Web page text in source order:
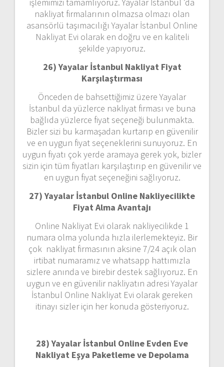
işlemimizi tamamlıyoruz. Yayalar İstanbul ’da
nakliyat firmalarının olmazsa olmazı olan
asansörlü taşımacılığı Yayalar İstanbul Online
Nakliyat Evi olarak en doğru ve en kaliteli
şekilde yapıyoruz.
26) Yayalar İstanbul Nakliyat Fiyat
Karşılaştırması
Önceden de bahsettiğimiz üzere Yayalar
İstanbul da yüzlerce nakliyat firması ve buna
bağlıda yüzlerce fiyat seçeneği bulunmakta.
Bizler sizi bu karmaşadan kurtarıp en güvenilir
ve en uygun fiyat seçeneklerini sunuyoruz. En
uygun fiyatı çok yerde aramaya gerek yok, bizler
sizin için tüm fiyatları karşılaştırıp en güvenilir ve
en uygun fiyat seçeneğini sağlıyoruz.
27) Yayalar İstanbul Online Nakliyecilikte
Fiyat Alma Avantajı
Online Nakliyat Evi olarak nakliyecilikde 1
numara olma yolunda hızla ilerlemekteyiz. Bir
çok nakliyat firmasının aksine 7/24 açık olan
irtibat numaramız ve whatsapp hattımızla
sizlere anında ve birebir destek sağlıyoruz. En
uygun ve en güvenilir nakliyatın adresi Yayalar
İstanbul Online Nakliyat Evi olarak gereken
itinayı sizler için her konuda gösteriyoruz.
28) Yayalar İstanbul Online Evden Eve
Nakliyat Eşya Paketleme ve Depolama